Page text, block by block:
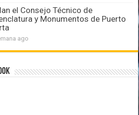
el Consejo Técnico de
y Monumentos de Puerto
ago